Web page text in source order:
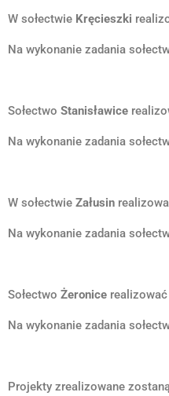
W sołectwie Kręcieszki
Na wykonanie zadania
Sołectwo Stanisławice
Na wykonanie zadania
W sołectwie Załusin
Na wykonanie zadania
Sołectwo Żeronice
Na wykonanie zadania
Projekty zrealizowane